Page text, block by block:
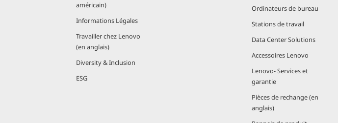
américain)
Informations Légales
Travailler chez Lenovo
(en anglais)
Diversity & Inclusion
ESG
Ordinateurs de bureau
Stations de travail
Data Center Solutions
Accessoires Lenovo
Lenovo- Services et
garantie
Pièces de rechange (en
anglais)